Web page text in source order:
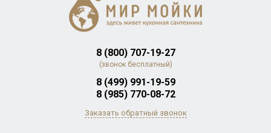
8 (800) 707-19-27
(звонок бесплатный)
8 (499) 991-19-59
8 (985) 770-08-72
Заказать обратный звонок